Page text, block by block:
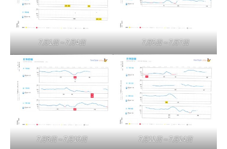
7月1日～7月4日 7月5日～7月7日
7月8日～7月10日 7月11日～7月14日